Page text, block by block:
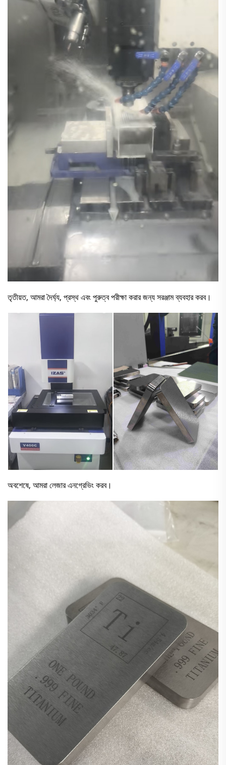
তৃতীয়ত, আমরা দৈর্ঘ্য, প্রস্থ এবং পুরুত্ব পরীক্ষা করার জন্য সরঞ্জাম ব্যবহার করব।
অবশেষে, আমরা লেজার এনগ্রেভিং করব।